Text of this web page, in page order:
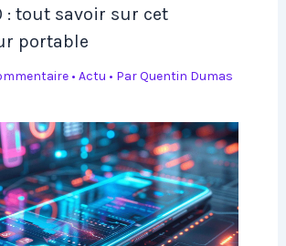
: tout savoir sur cet
portable
• Actu • ParQuentin Dumas